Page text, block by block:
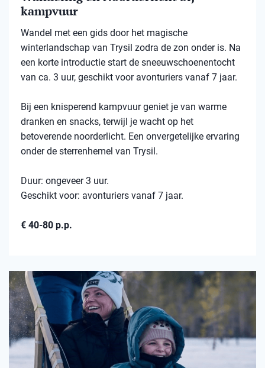
kampvuur
Wandel met een gids door het magische
winterlandschap van Trysil zodra de zon onder is. Na
een korte introductie start de sneeuwschoenentocht
van ca. 3 uur, geschikt voor avonturiers vanaf 7 jaar.
Bij een knisperend kampvuur geniet je van warme
dranken en snacks, terwijl je wacht op het
betoverende noorderlicht. Een onvergetelijke ervaring
onder de sterrenhemel van Trysil.
Duur: ongeveer 3 uur.
Geschikt voor: avonturiers vanaf 7 jaar.
€ 40-80 p.p.